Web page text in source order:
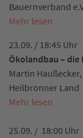
Bauernverband
Mehr lesen
23.09. / 18:45 Uhr
Ökolandbau – die
Martin
Heilbronner Land
Mehr lesen
25.09. / 18:00 Uhr